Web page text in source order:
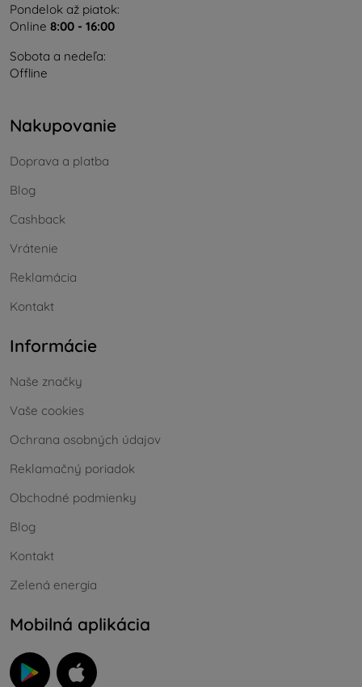
Pondelok až piatok:
Online 8:00 - 16:00
Sobota a nedeľa:
Offline
Nakupovanie
Doprava a platba
Blog
Cashback
Vrátenie
Reklamácia
Kontakt
Informácie
Naše značky
Vaše cookies
Ochrana osobných údajov
Reklamačný poriadok
Obchodné podmienky
Blog
Kontakt
Zelená energia
Mobilná aplikácia